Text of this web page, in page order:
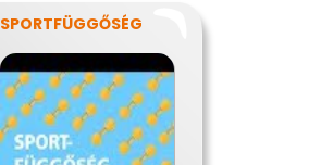
SPORTFÜGGŐSÉG